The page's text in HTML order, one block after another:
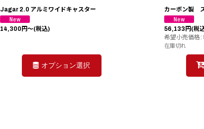
Jagar 2.0 アルミワイドキャスター
14,300 円～(税込)
オプション選択
カーボン製
56,133 円 (税
希望小売価格 :
在庫切れ